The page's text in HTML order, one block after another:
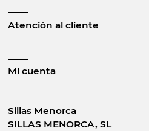
Atención al cliente
Mi cuenta
Sillas Menorca
SILLAS MENORCA, SL